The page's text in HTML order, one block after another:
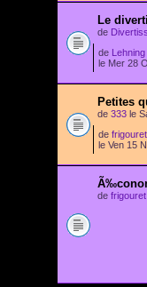
Le
de
de
Lehning
le Mer 28
Petites
de 333 le
de frigouret
le Ven 15
de frigouret